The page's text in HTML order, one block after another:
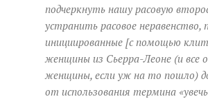
подчеркнуть нашу расовую
устранить расовое неравенство,
инициированные [с помощью
женщины из Сьерра-Леоне (и все
женщины, если уж на то пошло)
от использования термина